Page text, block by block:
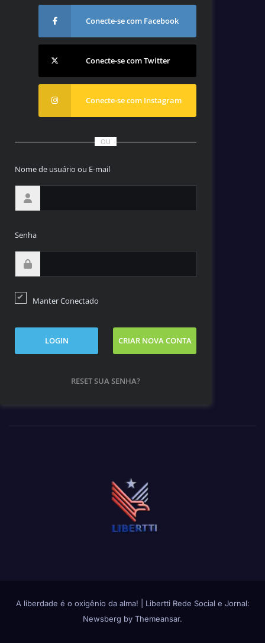
Conecte-se com Facebook
Conecte-se com Twitter
Conecte-se com Instagram
OU
Nome de usuário ou E-mail
Senha
Manter Conectado
LOGIN CRIAR NOVA CONTA
RESET SUA SENHA?
A liberdade é o oxigênio da alma!
Libertti Rede Social e Jornal:
Newsberg by Themeansar.